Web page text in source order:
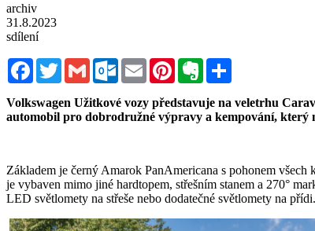
archiv
31.8.2023
sdílení
FacebookTwitterGmail Outlook.com
Email PinterestEvernote
Volkswagen Užitkové vozy představuje na veletrhu
automobil pro dobrodružné výpravy a kempování, který
Základem je černý Amarok PanAmericana s pohonem
je vybaven mimo jiné hardtopem, střešním stanem a 270°
LED světlomety na střeše nebo dodatečné světlomety na